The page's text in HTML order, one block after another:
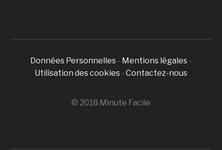
Données Personnelles - Mentions légales -
Utilisation des cookies - Contactez-nous
© 2018 Minute Facile